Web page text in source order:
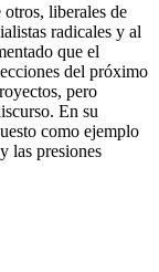
liberales de
radicales y al
que el
del próximo
pero
En su
como ejemplo
las presiones